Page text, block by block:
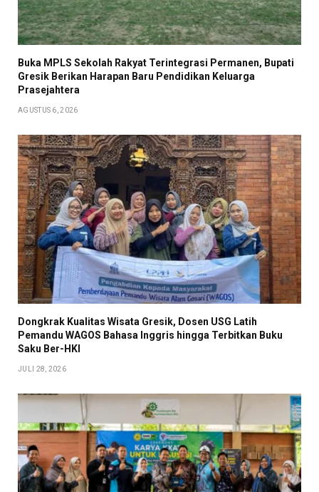
Buka MPLS Sekolah Rakyat Terintegrasi Permanen, Bupati
Gresik Berikan Harapan Baru Pendidikan Keluarga
Prasejahtera
AGUSTUS 6, 2026
Dongkrak Kualitas Wisata Gresik, Dosen USG Latih
Pemandu WAGOS Bahasa Inggris hingga Terbitkan Buku
Saku Ber-HKI
JULI 28, 2026